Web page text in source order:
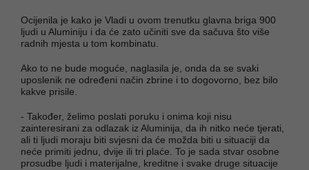
Ocijenila je kako je Vladi u ovom trenutku glavna briga 900
ljudi u Aluminiju i da će zato učiniti sve da sačuva što više
radnih mjesta u tom kombinatu.
Ako to ne bude moguće, naglasila je, onda da se svaki
uposlenik ne određeni način zbrine i to dogovorno, bez bilo
kakve prisile.
- Također, želimo poslati poruku i onima koji nisu
zainteresirani za odlazak iz Aluminija, da ih nitko neće tjerati,
ali ti ljudi moraju biti svjesni da će možda biti u situaciji da
neće primiti jednu, dvije ili tri plaće. To je sada stvar osobne
prosudbe ljudi i materijalne, kreditne i svake druge situacije